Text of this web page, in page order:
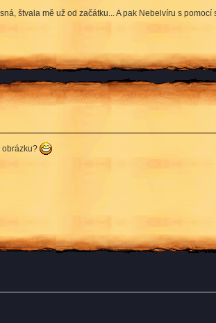
štvala mě už od začátku... A pak Nebelvíru s
obrázku?